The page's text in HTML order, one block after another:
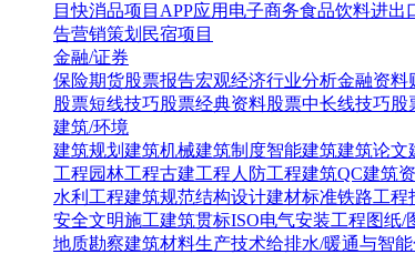
目快消品项目 APP应用 电子商务食品饮料进出
告营销策划 民宿项目
金融/证券
保险期货股票报告宏观经济行业分析金融资料
股票短线技巧股票经典资料股票中长线技巧股
建筑/环境
建筑规划 建筑机械建筑制度智能建筑建筑论文
工程园林工程古建工程 人防工程建筑QC建筑
水利工程建筑规范结构设计建材标准铁路工程
安全文明施工建筑贯标ISO电气安装工程图纸/
地质勘察建筑材料生产技术给排水/暖通与智